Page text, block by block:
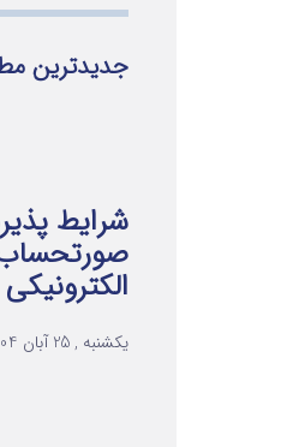
جدیدترین
شرایط
الکترونیکی
یکشنبه , 25 آبان 1404